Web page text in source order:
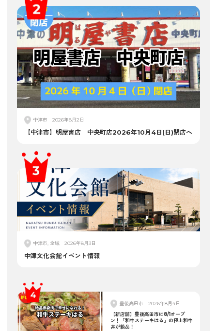
中津市 2026年8月2日
【中津市】明屋書店 中央町店2026年10月4日(日)閉店へ
中津市, 全域 2026年8月3日
中津文化会館イベント情報
豊後高田市
2026年8月4日
【新店舗】豊後高田市に8/1オープ
ン！「和牛ステーキはる」の極上和牛
丼が絶品！